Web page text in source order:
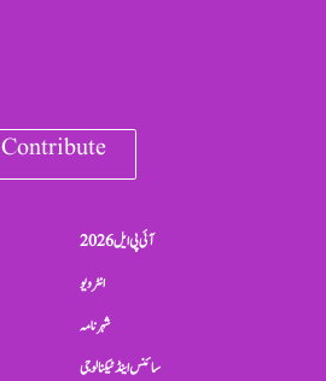
Contribute
آئی پی ایل 2026
انٹرویو
شہرنامہ
سائنس اینڈ ٹیکنالوجی